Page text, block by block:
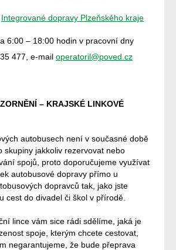
Integrované dopravy Plzeňského kraje
6:00 – 18:00 hodin v pracovní dny
477, e-mail operatoril@poved.cz
– KRAJSKÉ LINKOVÉ
autobusech není v současné době
skupiny jakkoliv rezervovat nebo
spojů, proto doporučujeme využívat
autobusové dopravy přímo u
dopravců tak, jako jste
cest do divadel či škol v přírodě.
lince vám sice rádi sdělíme, jaká je
spoje, kterým chcete cestovat,
negarantujeme, že bude přeprava